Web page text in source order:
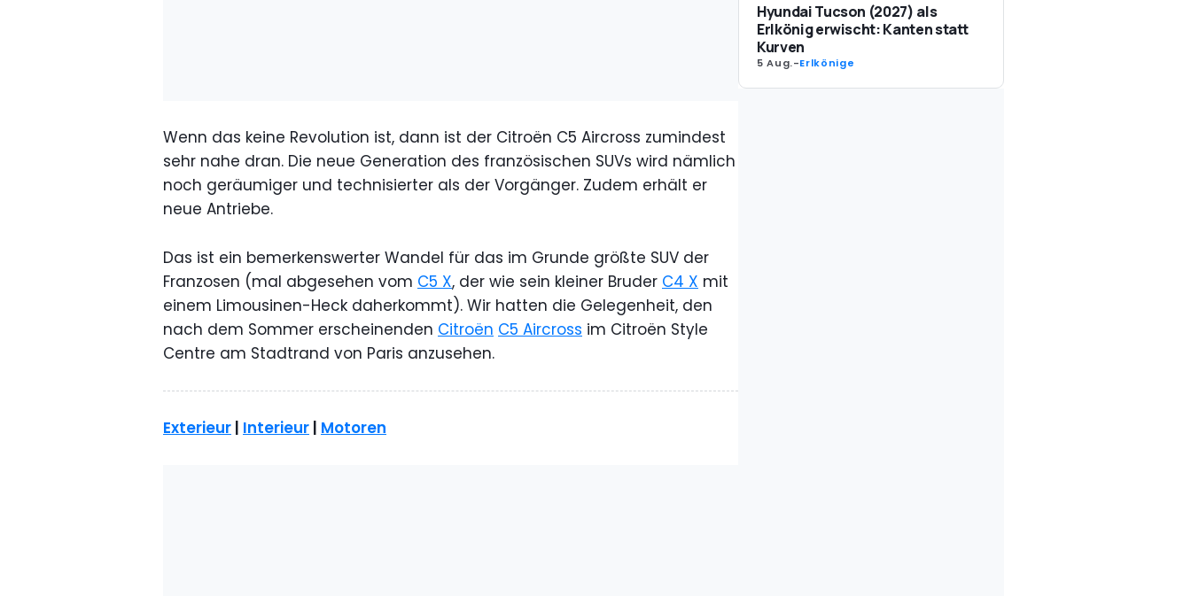
Wenn das keine Revolution ist, dann ist der Citroën C5 Aircross zumindest
sehr nahe dran. Die neue Generation des französischen SUVs wird nämlich
noch geräumiger und technisierter als der Vorgänger. Zudem erhält er
neue Antriebe.
Das ist ein bemerkenswerter Wandel für das im Grunde größte SUV der
Franzosen (mal abgesehen vom C5 X, der wie sein kleiner Bruder C4 X mit
einem Limousinen-Heck daherkommt). Wir hatten die Gelegenheit, den
nach dem Sommer erscheinenden Citroën C5 Aircross im Citroën Style
Centre am Stadtrand von Paris anzusehen.
Exterieur | Interieur | Motoren
Hyundai Tucson (2027) als
Erlkönig erwischt: Kanten statt
Kurven
5 Aug.-Erlkönige